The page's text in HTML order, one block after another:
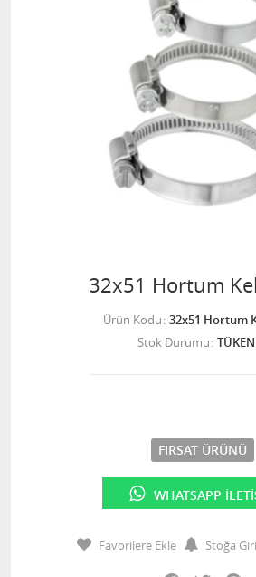
32x51 Hortum
Ürün Kodu 32x51 Hortum
Stok Durumu
FIRSAT ÜRÜNÜ
WHATSAPP
Favorilere Ekle
Stoğa